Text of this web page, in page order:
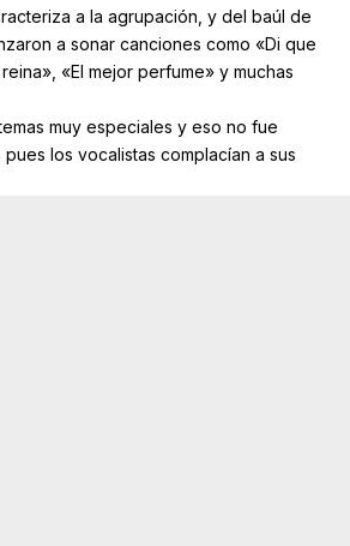
a la agrupación, y del baúl de
a sonar canciones como «Di que
«El mejor perfume» y muchas
muy especiales y eso no fue
los vocalistas complacían a sus